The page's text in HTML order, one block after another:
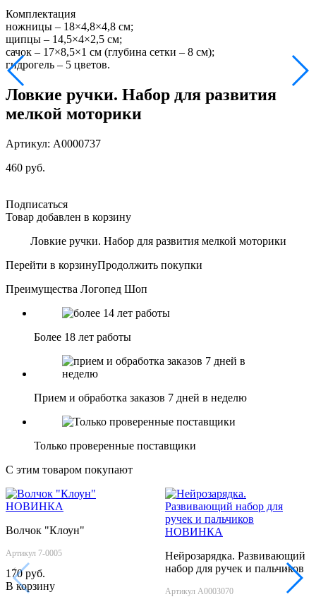
Комплектация
ножницы – 18×4,8×4,8 см;
щипцы – 14,5×4×2,5 см;
сачок – 17×8,5×1 см (глубина сетки – 8 см);
гидрогель – 5 цветов.
Ловкие ручки. Набор для развития
мелкой моторики
Артикул: А0000737
460 руб.
Подписаться
Товар добавлен в корзину
Ловкие ручки. Набор для развития мелкой моторики
Перейти в корзинуПродолжить покупки
Преимущества Логопед Шоп
Более 18 лет работы
Прием и обработка заказов 7 дней в неделю
Только проверенные поставщики
С этим товаром покупают
НОВИНКА
Волчок "Клоун"
Артикул 7-0005
170 руб.
В корзину
НОВИНКА
Нейрозарядка. Развивающий
набор для ручек и пальчиков
Артикул А0003070
‹ ›